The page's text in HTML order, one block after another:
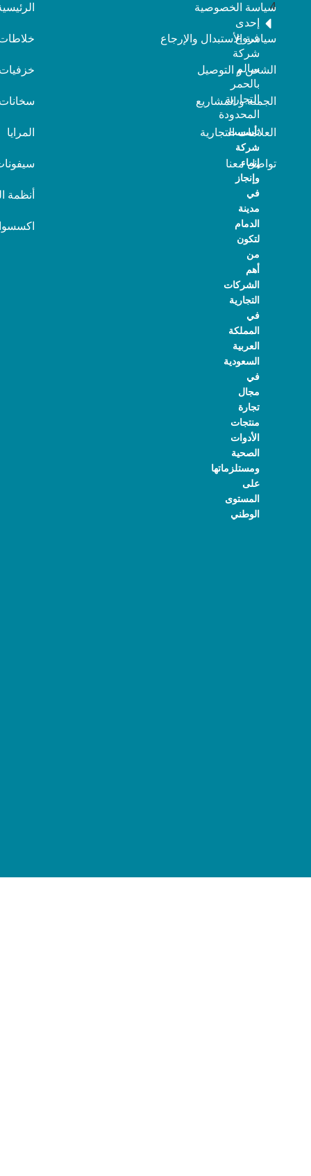
إحدى
فروع
شركة
سالم
بالحمر
التجارية
المحدودة
تأسست
شركة
إنماء
وإنجاز
في
مدينة
الدمام
لتكون
من
أهم
الشركات
التجارية
في
المملكة
العربية
السعودية
في
مجال
تجارة
منتجات
الأدوات
الصحية
ومستلزماتها
على
المستوى
الوطني
سياسة الخصوصية
سياسة الأستبدال والإرجاع
الشحن و التوصيل
الجملة و المشاريع
العلامات التجارية
تواصل معنا
المرايا
أنظمة